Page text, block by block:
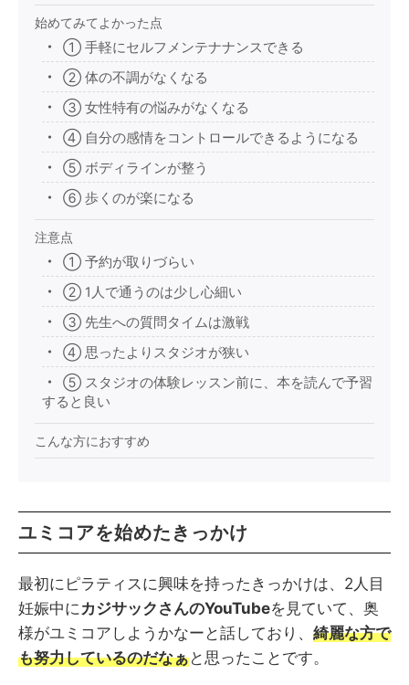
始めてみてよかった点
① 手軽にセルフメンテナナンスできる
② 体の不調がなくなる
③ 女性特有の悩みがなくなる
④ 自分の感情をコントロールできるようになる
⑤ ボディラインが整う
⑥ 歩くのが楽になる
注意点
① 予約が取りづらい
② 1人で通うのは少し心細い
③ 先生への質問タイムは激戦
④ 思ったよりスタジオが狭い
⑤ スタジオの体験レッスン前に、本を読んで予習
すると良い
こんな方におすすめ
ユミコアを始めたきっかけ
最初にピラティスに興味を持ったきっかけは、2人目
妊娠中にカジサックさんのYouTubeを見ていて、奥
様がユミコアしようかなーと話しており、 綺麗な方で
も努力しているのだなぁと思ったことです。